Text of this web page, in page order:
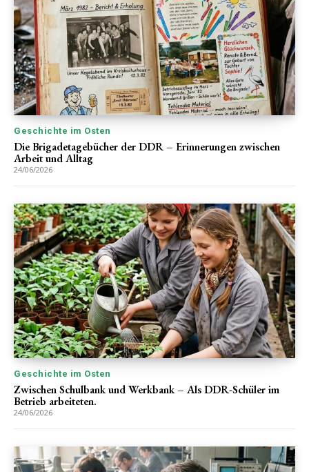
Geschichte im Osten
Die Brigadetagebücher der DDR – Erinnerungen zwischen
Arbeit und Alltag
24/06/2026
Geschichte im Osten
Zwischen Schulbank und Werkbank – Als DDR-Schüler im
Betrieb arbeiteten.
24/06/2026